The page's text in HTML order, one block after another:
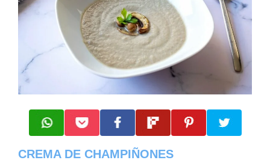
CREMA DE CHAMPIÑONES